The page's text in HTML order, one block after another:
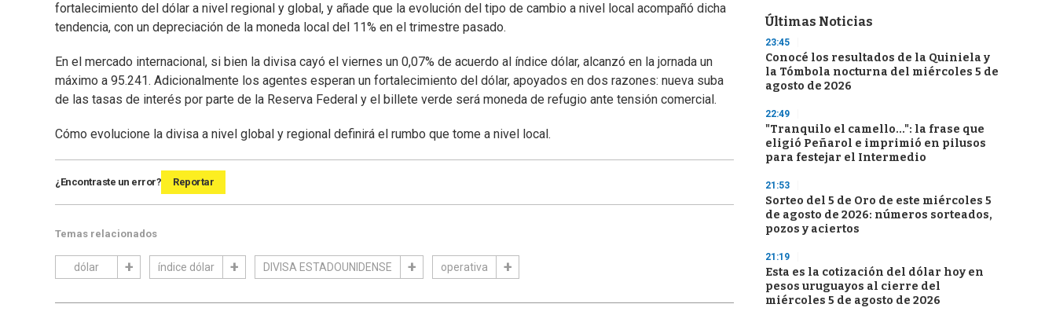
fortalecimiento del dólar a nivel regional y global, y añade que la evolución del tipo de cambio a nivel local acompañó dicha
tendencia, con un depreciación de la moneda local del 11% en el trimestre pasado.
En el mercado internacional, si bien la divisa cayó el viernes un 0,07% de acuerdo al índice dólar, alcanzó en la jornada un
máximo a 95.241. Adicionalmente los agentes esperan un fortalecimiento del dólar, apoyados en dos razones: nueva suba
de las tasas de interés por parte de la Reserva Federal y el billete verde será moneda de refugio ante tensión comercial.
Cómo evolucione la divisa a nivel global y regional definirá el rumbo que tome a nivel local.
¿Encontraste un error? Reportar
Temas relacionados
dólar índice dólar DIVISA ESTADOUNIDENSE operativa
Últimas Noticias
23:45
Conocé los resultados de la Quiniela y
la Tómbola nocturna del miércoles 5 de
agosto de 2026
22:49
"Tranquilo el camello...": la frase que
eligió Peñarol e imprimió en pilusos
para festejar el Intermedio
21:53
Sorteo del 5 de Oro de este miércoles 5
de agosto de 2026: números sorteados,
pozos y aciertos
21:19
Esta es la cotización del dólar hoy en
pesos uruguayos al cierre del
miércoles 5 de agosto de 2026